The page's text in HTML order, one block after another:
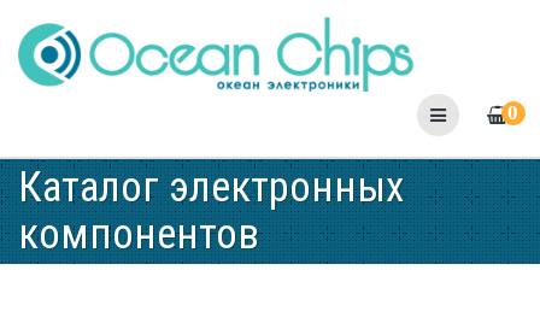
to
content
0
Каталог электронных
компонентов